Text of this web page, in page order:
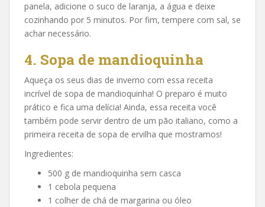
panela, adicione o suco de laranja, a água e deixe
cozinhando por 5 minutos. Por fim, tempere com sal, se
achar necessário.
4. Sopa de mandioquinha
Aqueça os seus dias de inverno com essa receita
incrível de sopa de mandioquinha! O preparo é muito
prático e fica uma delícia! Ainda, essa receita você
também pode servir dentro de um pão italiano, como a
primeira receita de sopa de ervilha que mostramos!
Ingredientes:
500 g de mandioquinha sem casca
1 cebola pequena
1 colher de chá de margarina ou óleo